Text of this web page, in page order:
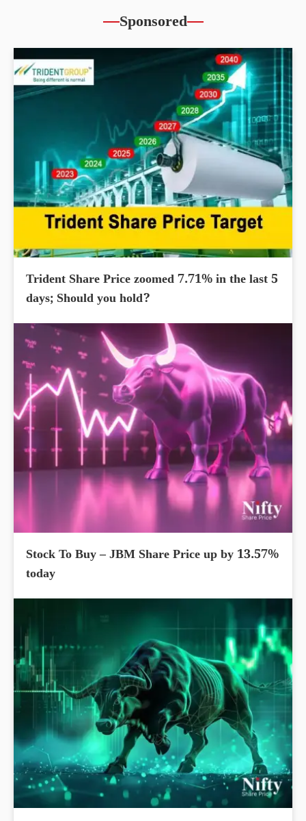
Sponsored
Trident Share Price zoomed 7.71% in the last 5
days; Should you hold?
Stock To Buy – JBM Share Price up by 13.57%
today